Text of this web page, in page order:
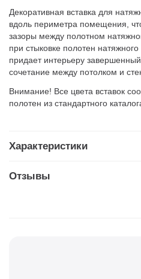
Декоративная вставка для
вдоль периметра помещения,
зазоры между полотном
при стыковке полотен
придает интерьеру
сочетание между потолком и
Внимание! Все цвета вставок
полотен из стандартного
Характеристики
Отзывы